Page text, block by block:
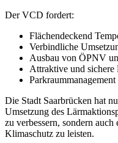
Der VCD fordert:
Flächendeckend
Verbindliche
Ausbau von ÖPNV
Attraktive und sichere
Die Stadt Saarbrücken hat
Umsetzung des
zu verbessern, sondern
Klimaschutz zu leisten.